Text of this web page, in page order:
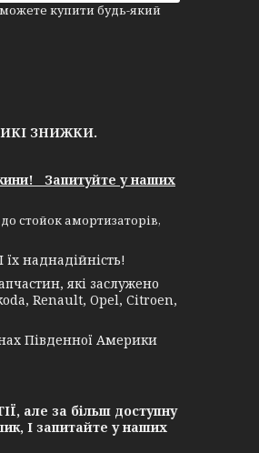
купити будь-який
ЗНИЖКИ.
Запитуйте у наших
стойок амортизаторів,
наднадійність!
які заслужено
Renault, Opel, Citroen,
Південної Америки
за більш доступну
І запитайте у наших